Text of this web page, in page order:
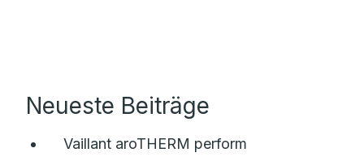
Neueste Beiträge
Vaillant aroTHERM perform